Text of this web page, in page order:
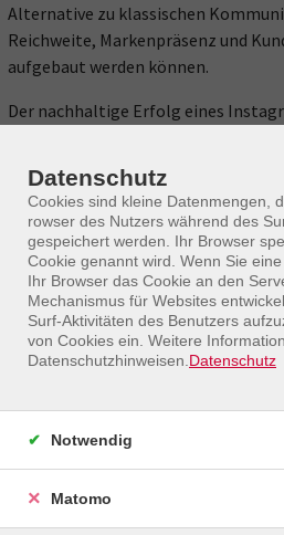
Alternative zu klassischen
Reichweite, Markenpräsenz und
aufgebaut werden können.
Der nachhaltige Erfolg eines
zählen die Analyse relevanter
visuelles Erscheinungsbild sowie
Bedürfnisse und
Verbindung von Inhalt, Format
belastbare Grundlage für den
Instagram im Business Umfeld.
Highlights:
• Instagram Funktionen im Detail
• Entwicklung markt und
Datenschutz
Cookies sind kleine Datenmengen,
rowser des Nutzers während des
gespeichert werden. Ihr Browser
Cookie genannt wird. Wenn Sie
Ihr Browser das Cookie an den
Mechanismus für Websites
Surf-Aktivitäten des Benutzers
von Cookies ein. Weitere
Datenschutzhinweisen. Datenschutz
Notwendig
Matomo